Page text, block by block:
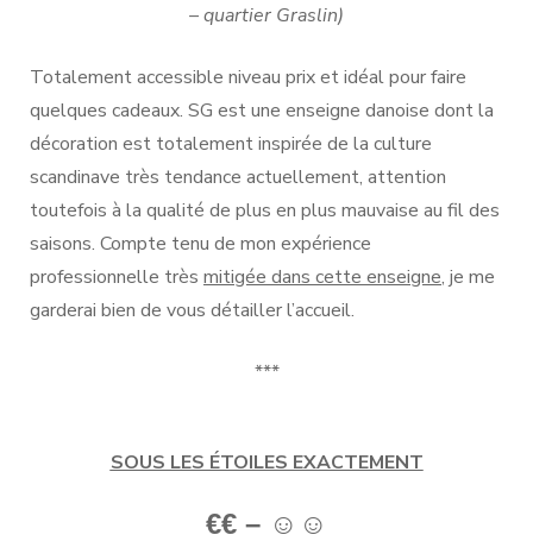
– quartier Graslin)
Totalement accessible niveau prix et idéal pour faire
quelques cadeaux. SG est une enseigne danoise dont la
décoration est totalement inspirée de la culture
scandinave très tendance actuellement, attention
toutefois à la qualité de plus en plus mauvaise au fil des
saisons. Compte tenu de mon expérience
professionnelle très mitigée dans cette enseigne, je me
garderai bien de vous détailler l’accueil.
***
SOUS LES ÉTOILES EXACTEMENT
€€ – ☺ ☺